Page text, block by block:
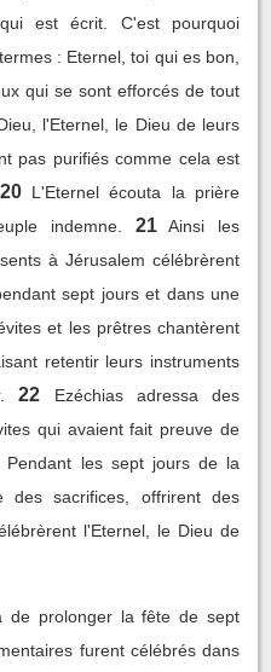
est écrit. C'est pourquoi
: Eternel, toi qui es bon,
qui se sont efforcés de tout
l'Eternel, le Dieu de leurs
pas purifiés comme cela est
20 L'Eternel écouta la prière
indemne.
21
Ainsi les
à Jérusalem célébrèrent
sept jours et dans une
et les prêtres chantèrent
retentir leurs instruments
22
Ezéchias adressa des
qui avaient fait preuve de
Pendant les sept jours de la
des sacrifices, offrirent des
l'Eternel, le Dieu de
de prolonger la fête de sept
furent célébrés dans